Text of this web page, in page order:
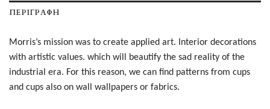
ΠΕΡΙΓΡΑΦΉ
Morris’s mission was to create applied art. Interior decorations
with artistic values. which will beautify the sad reality of the
industrial era. For this reason, we can find patterns from cups
and cups also on wall wallpapers or fabrics.